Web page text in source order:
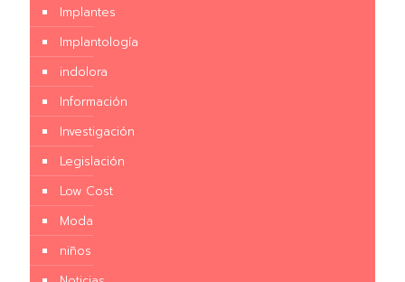
Implantes
Implantología
indolora
Información
Investigación
Legislación
Low Cost
Moda
niños